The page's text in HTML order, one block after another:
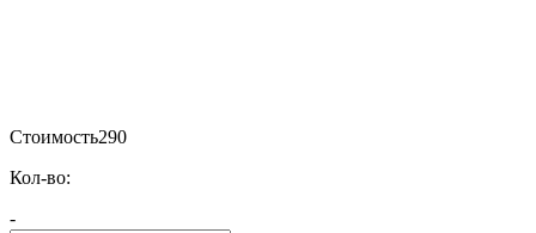
Стоимость290
Кол-во:
-